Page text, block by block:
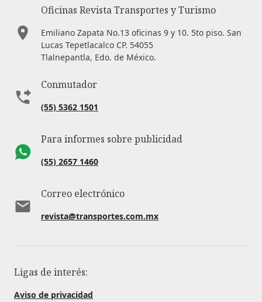
Oficinas Revista Transportes y Turismo
Emiliano Zapata No.13 oficinas 9 y 10. 5to piso. San
Lucas Tepetlacalco CP. 54055
Tlalnepantla, Edo. de México.
Conmutador
(55) 5362 1501
Para informes sobre publicidad
(55) 2657 1460
Correo electrónico
revista@transportes.com.mx
Ligas de interés:
Aviso de privacidad